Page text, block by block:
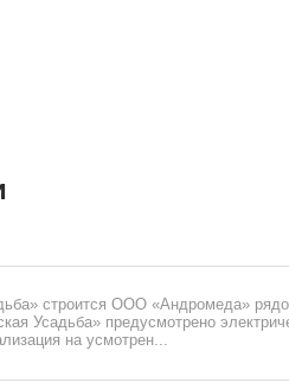
строится ООО «Андромеда»
Усадьба» предусмотрено
на усмотрен...